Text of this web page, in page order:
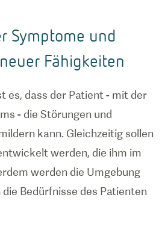
Symptome und
Fähigkeiten
es, dass der Patient - mit der
- die Störungen und
kann. Gleichzeitig sollen
werden, die ihm im
werden die Umgebung
Bedürfnisse des Patienten